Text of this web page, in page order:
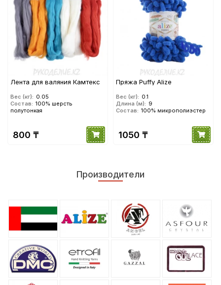
Лента для валяния Камтекс
Вес (кг): 0.05
Состав: 100% шерсть
полутонкая
800 ₸
Пряжа Puffy Alize
Вес (кг): 0.1
Длина (м): 9
Состав: 100% микрополиэстер
1050 ₸
Производители